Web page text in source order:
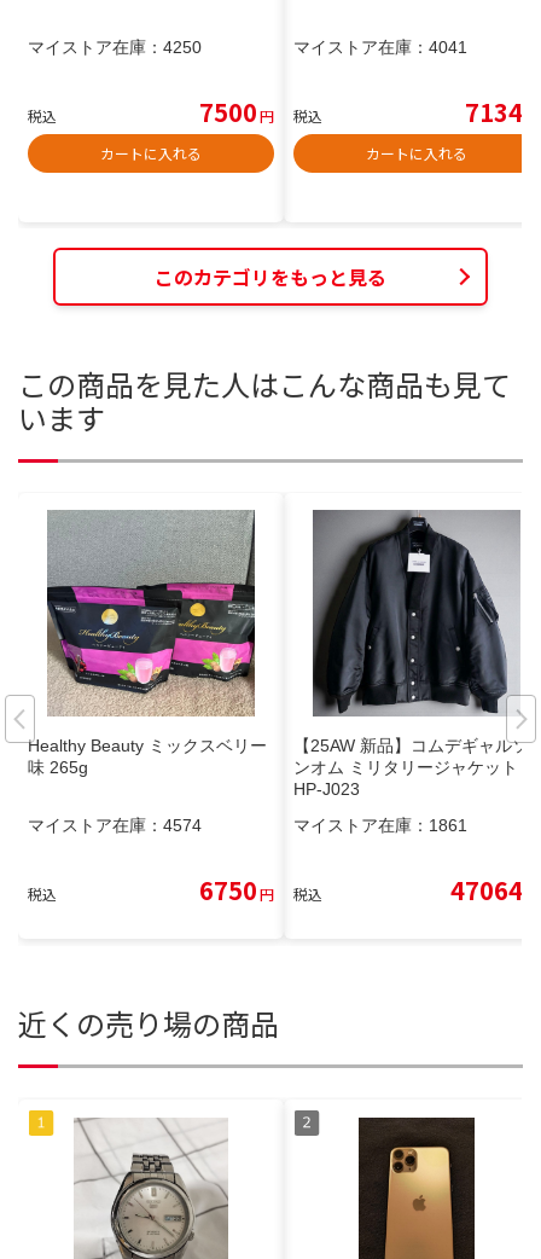
マイストア在庫： 4250
税込 7500円
カートに入れる
マイストア在庫： 4041
税込 7134
カートに入れる
このカテゴリをもっと見る
この商品を見た人はこんな商品も見て
います
Healthy Beauty ミックスベリー
味 265g
マイストア在庫： 4574
税込 6750円
【25AW 新品】コムデギャルソ
ンオム ミリタリージャケット S
HP-J023
マイストア在庫： 1861
税込 47064
近くの売り場の商品